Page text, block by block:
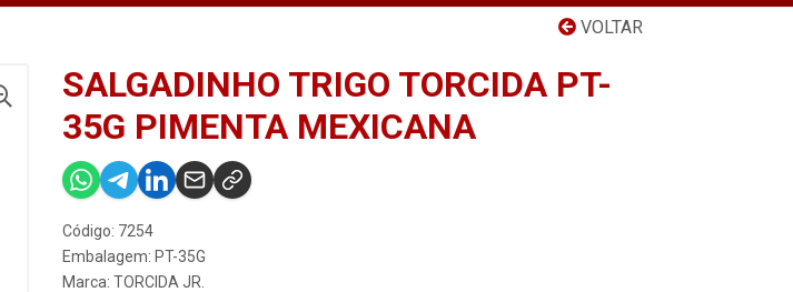
VOLTAR
SALGADINHO TRIGO TORCIDA PT-
35G PIMENTA MEXICANA
Código: 7254
Embalagem: PT-35G
Marca: TORCIDA JR.